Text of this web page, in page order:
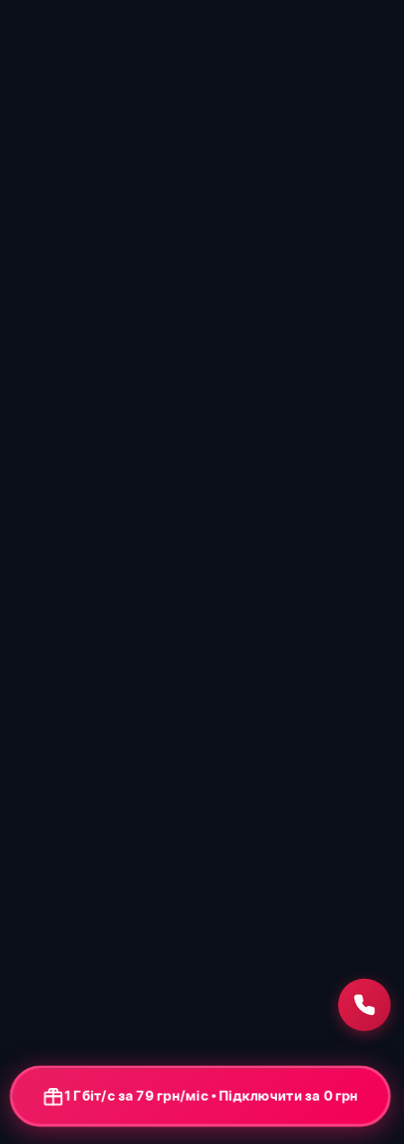
1 Гбіт/с за 79 грн/міс • Підключити за 0 грн